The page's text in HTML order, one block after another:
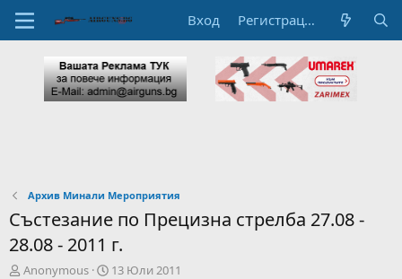
Вход Регистрация
Архив Минали Мероприятия
Състезание по Прецизна стрелба 27.08 -
28.08 - 2011 г.
А
Anonymous
Н
13 Юли 2011